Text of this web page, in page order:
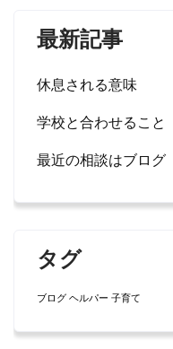
最新記事
休息される意味
学校と合わせること
最近の相談はブログ
タグ
ブログ ヘルパー 子育て